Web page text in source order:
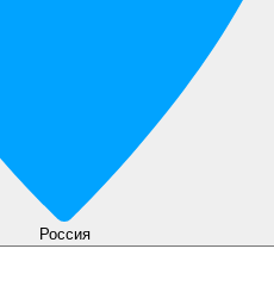
Россия